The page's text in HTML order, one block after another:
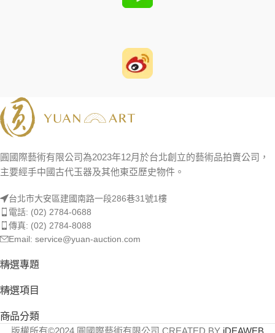
圓國際藝術有限公司為2023年12月於台北創立的藝術品拍賣公司，
主要經手中國古代玉器及其他東亞歷史物件。
台北市大安區建國南路一段286巷31號1樓
電話: (02) 2784-0688
傳真: (02) 2784-8088
Email: service@yuan-auction.com
精選專題
精選項目
商品分類
版權所有©2024 圓國際藝術有限公司 CREATED BY iDEAWEB